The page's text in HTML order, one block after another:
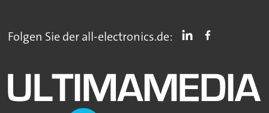
Folgen Sie der all-electronics.de: